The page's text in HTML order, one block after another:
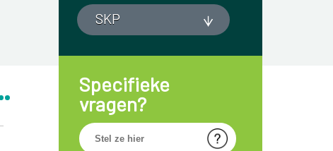
SKP
Specifieke
vragen?